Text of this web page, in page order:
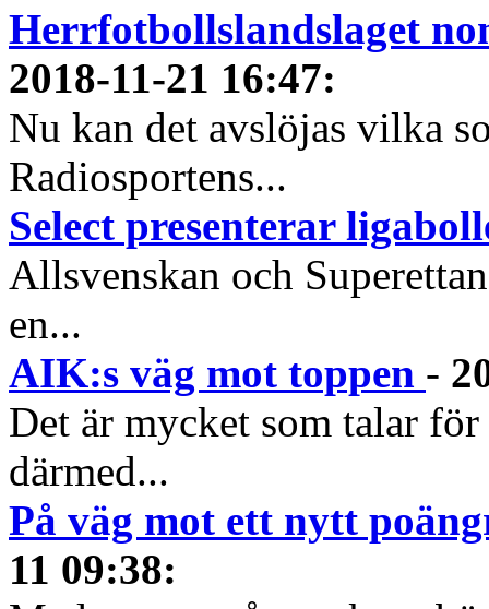
Herrfotbollslandslaget
2018-11-21 16:47:
Nu kan det avslöjas vilka
Radiosportens...
Select presenterar
Allsvenskan och
en...
AIK:s väg mot toppen -
Det är mycket som talar
därmed...
På väg mot ett nytt
11 09:38: